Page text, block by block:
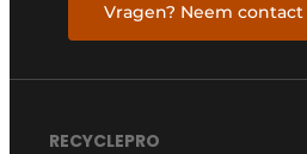
Vragen? Neem contact
RECYCLEPRO